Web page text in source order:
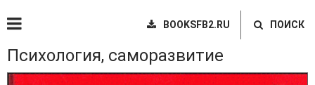
BOOKSFB2.RU ПОИСК
Психология, саморазвитие